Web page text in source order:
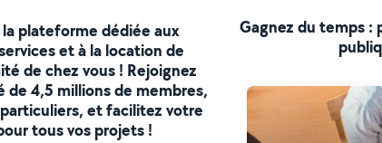
plateforme dédiée aux
et à la location de
de chez vous ! Rejoignez
4,5 millions de membres,
et facilitez votre
tous vos projets !
Gagnez du temps :